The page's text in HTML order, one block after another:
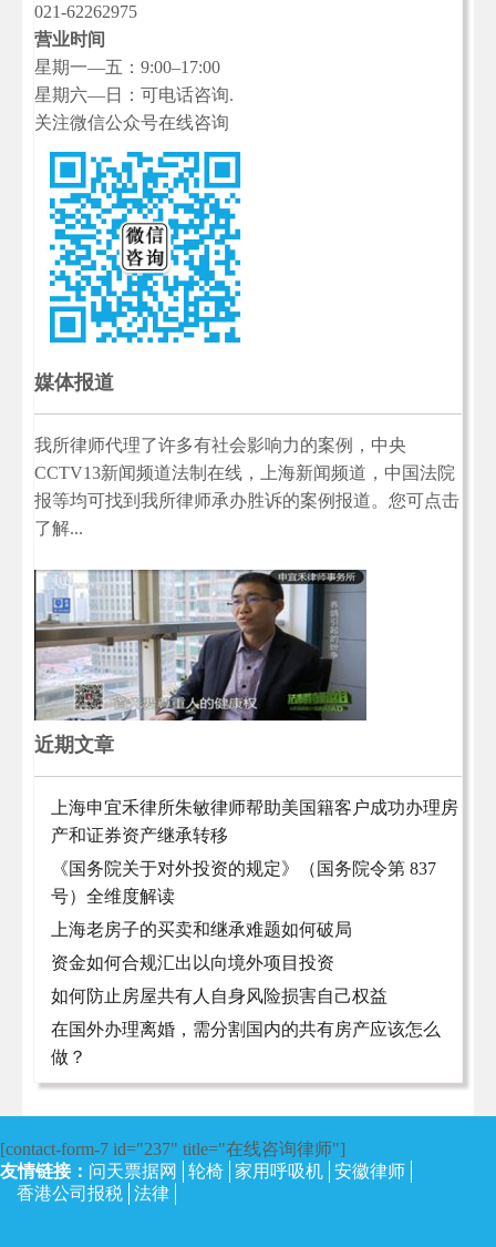
021-62262975
营业时间
星期一—五：9:00–17:00
星期六—日：可电话咨询.
关注微信公众号在线咨询
媒体报道
我所律师代理了许多有社会影响力的案例，中央
CCTV13新闻频道法制在线，上海新闻频道，中国法院
报等均可找到我所律师承办胜诉的案例报道。您可点击
了解...
近期文章
上海申宜禾律所朱敏律师帮助美国籍客户成功办理房
产和证券资产继承转移
《国务院关于对外投资的规定》（国务院令第 837
号）全维度解读
上海老房子的买卖和继承难题如何破局
资金如何合规汇出以向境外项目投资
如何防止房屋共有人自身风险损害自己权益
在国外办理离婚，需分割国内的共有房产应该怎么
做？
[contact-form-7 id="237" title="在线咨询律师"]
友情链接： 问天票据网 轮椅 家用呼吸机 安徽律师
香港公司报税 法律